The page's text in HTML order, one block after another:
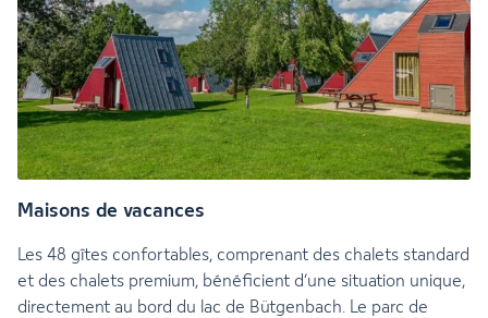
Maisons de vacances
Les 48 gîtes confortables, comprenant des chalets standard
et des chalets premium, bénéficient d’une situation unique,
directement au bord du lac de Bütgenbach. Le parc de